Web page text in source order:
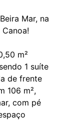
Mar, na
m²
1 suíte
de frente
106 m²,
com pé